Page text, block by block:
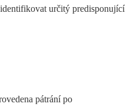
určitý predisponující
pátrání po